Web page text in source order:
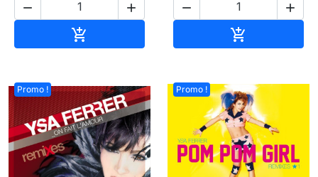
 

 

Promo ! Promo !